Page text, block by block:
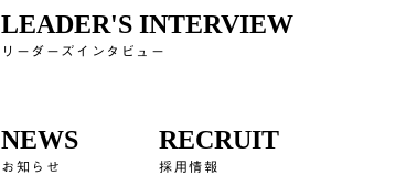
LEADER'S INTERVIEW
リーダーズインタビュー
NEWS
お知らせ
RECRUIT
採用情報